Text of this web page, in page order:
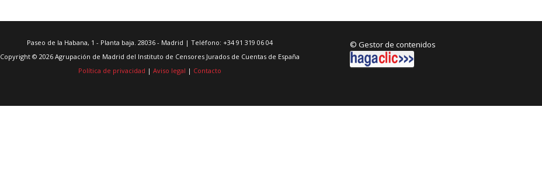
Paseo de la Habana, 1 - Planta baja. 28036 - Madrid | Teléfono: +34 91 319 06 04
Copyright © 2026 Agrupación de Madrid del Instituto de Censores Jurados de Cuentas de España
Política de privacidad | Aviso legal | Contacto
© Gestor de contenidos